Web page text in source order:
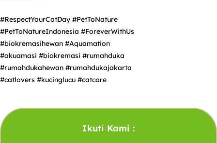
#RespectYourCatDay #PetToNature
#PetToNatureIndonesia #ForeverWithUs
#biokremasihewan #Aquamation
#akuamasi #biokremasi #rumahduka
#rumahdukahewan #rumahdukajakarta
#catlovers #kucinglucu #catcare
Ikuti Kami :